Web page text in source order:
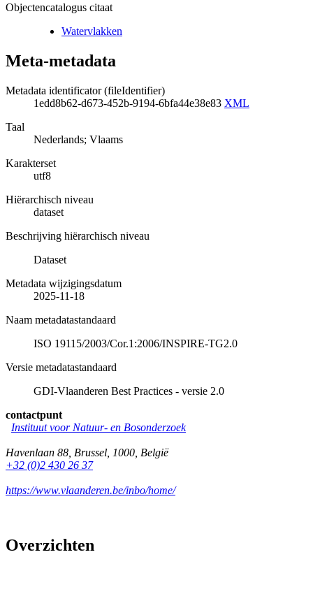
Objectencatalogus citaat
Watervlakken
Meta-metadata
Metadata identificator (fileIdentifier)
1edd8b62-d673-452b-9194-6bfa44e38e83 XML
Taal
Nederlands; Vlaams
Karakterset
utf8
Hiërarchisch niveau
dataset
Beschrijving hiërarchisch niveau
Dataset
Metadata wijzigingsdatum
2025-11-18
Naam metadatastandaard
ISO 19115/2003/Cor.1:2006/INSPIRE-TG2.0
Versie metadatastandaard
GDI-Vlaanderen Best Practices - versie 2.0
contactpunt
Instituut voor Natuur- en Bosonderzoek
Havenlaan 88 Brussel 1000 België
+32 (0)2 430 26 37
https://www.vlaanderen.be/inbo/home/
Overzichten